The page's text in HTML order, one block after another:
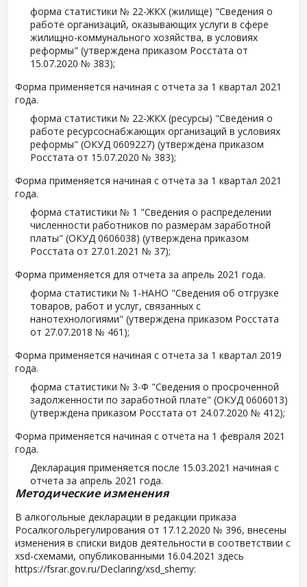
форма статистики № 22-ЖКХ (жилище) "Сведения о
работе организаций, оказывающих услуги в сфере
жилищно-коммунального хозяйства, в условиях
реформы" (утверждена приказом Росстата от
15.07.2020 № 383);
Форма применяется начиная с отчета за 1 квартал 2021
года.
форма статистики № 22-ЖКХ (ресурсы) "Сведения о
работе ресурсоснабжающих организаций в условиях
реформы" (ОКУД 0609227) (утверждена приказом
Росстата от 15.07.2020 № 383);
Форма применяется начиная с отчета за 1 квартал 2021
года.
форма статистики № 1 "Сведения о распределении
численности работников по размерам заработной
платы" (ОКУД 0606038) (утверждена приказом
Росстата от 27.01.2021 № 37);
Форма применяется для отчета за апрель 2021 года.
форма статистики № 1-НАНО "Сведения об отгрузке
товаров, работ и услуг, связанных с
нанотехнологиями" (утверждена приказом Росстата
от 27.07.2018 № 461);
Форма применяется начиная с отчета за 1 квартал 2019
года.
форма статистики № 3-Ф "Сведения о просроченной
задолженности по заработной плате" (ОКУД 0606013)
(утверждена приказом Росстата от 24.07.2020 № 412);
Форма применяется начиная с отчета на 1 февраля 2021
года.
Декларация применяется после 15.03.2021 начиная с
отчета за апрель 2021 года.
Методические изменения
В алкогольные декларации в редакции приказа
Росалкогольрегулирования от 17.12.2020 № 396, внесены
изменения в списки видов деятельности в соответствии с
xsd-схемами, опубликованными 16.04.2021 здесь
https://fsrar.gov.ru/Declaring/xsd_shemy: